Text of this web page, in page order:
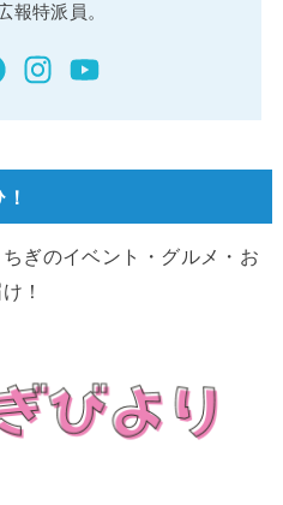
報特派員。
ぎのイベント・グルメ・お
！